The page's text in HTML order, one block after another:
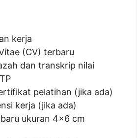
kerja
(CV) terbaru
dan transkrip nilai
pelatihan (jika ada)
kerja (jika ada)
ukuran 4×6 cm